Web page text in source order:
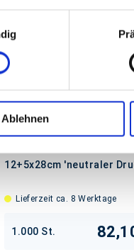
Ablehnen
Sichtstreifenbeutel 50/
12+5x28cm 'neutraler
Lieferzeit ca. 8 Werktage
1.000 St.